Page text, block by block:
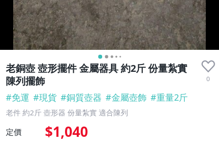
老銅壺 壺形擺件 金屬器具 約2斤 份量紮實
陳列擺飾
0
#免運 #現貨 #銅質壺器 #金屬壺飾 #重量2斤
老件 約2斤 壺形器 份量紮實 適合陳列
定價 $1,040